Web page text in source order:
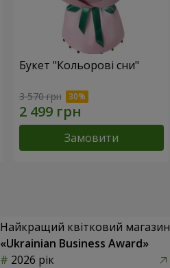
Букет "Кольорові сни"
3 570 грн
Замовити
Найкращий квітковий магазин
«Ukrainian Business Award»
2026 рік